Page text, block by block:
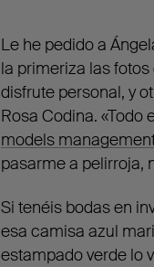
Le he pedido a
la primeriza las
disfrute personal, y
Rosa Codina.
models
pasarme a pelirroja,
Si tenéis bodas en
esa camisa azul
estampado verde lo